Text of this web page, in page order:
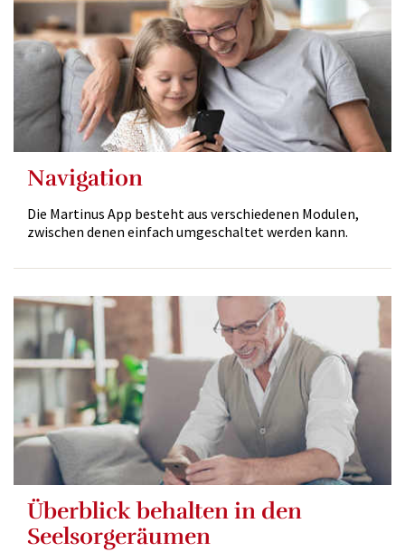
Navigation
Die Martinus App besteht aus verschiedenen Modulen,
zwischen denen einfach umgeschaltet werden kann.
Überblick behalten in den
Seelsorgeräumen